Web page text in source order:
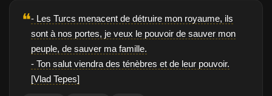
❝- Les Turcs menacent de détruire mon royaume, ils
sont à nos portes, je veux le pouvoir de sauver mon
peuple, de sauver ma famille.
- Ton salut viendra des ténèbres et de leur pouvoir.
[Vlad Tepes]